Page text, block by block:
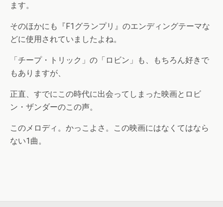
ます。
そのほかにも『F1グランプリ』のエンディングテーマな
どに使用されていましたよね。
「チープ・トリック」の「ロビン」も、もちろん好きで
もありますが、
正直、すでにこの時代に出会ってしまった映画とロビ
ン・ザンダーのこの声。
このメロディ。かっこよさ。この映画にはなくてはなら
ない1曲。